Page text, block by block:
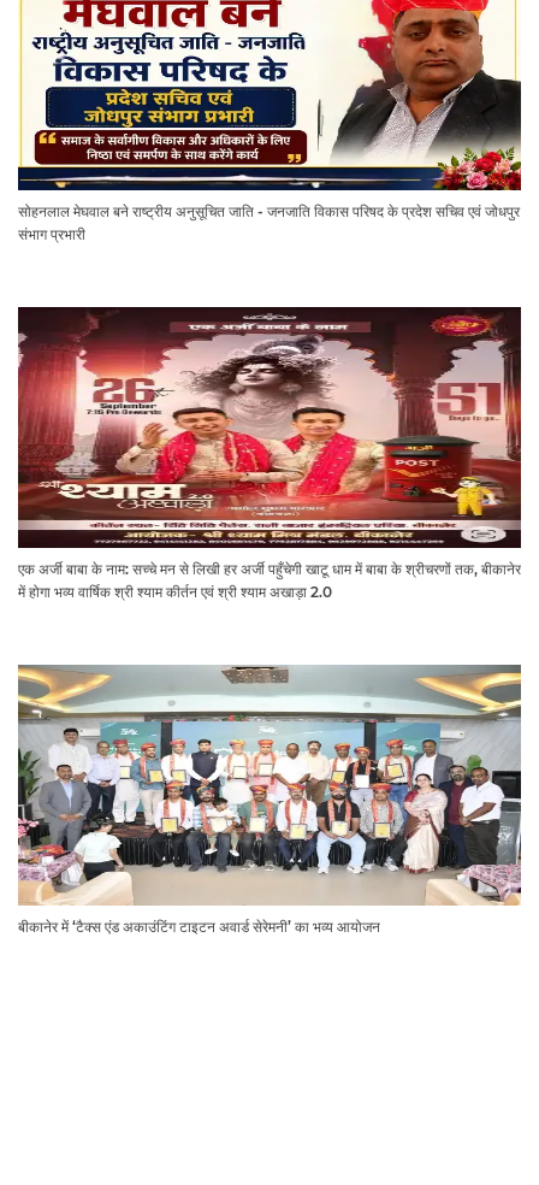
सोहनलाल मेघवाल बने राष्ट्रीय अनुसूचित जाति - जनजाति विकास परिषद के प्रदेश सचिव एवं जोधपुर
संभाग प्रभारी
एक अर्जी बाबा के नाम: सच्चे मन से लिखी हर अर्जी पहुँचेगी खाटू धाम में बाबा के श्रीचरणों तक, बीकानेर
में होगा भव्य वार्षिक श्री श्याम कीर्तन एवं श्री श्याम अखाड़ा 2.0
बीकानेर में ‘टैक्स एंड अकाउंटिंग टाइटन अवार्ड सेरेमनी’ का भव्य आयोजन